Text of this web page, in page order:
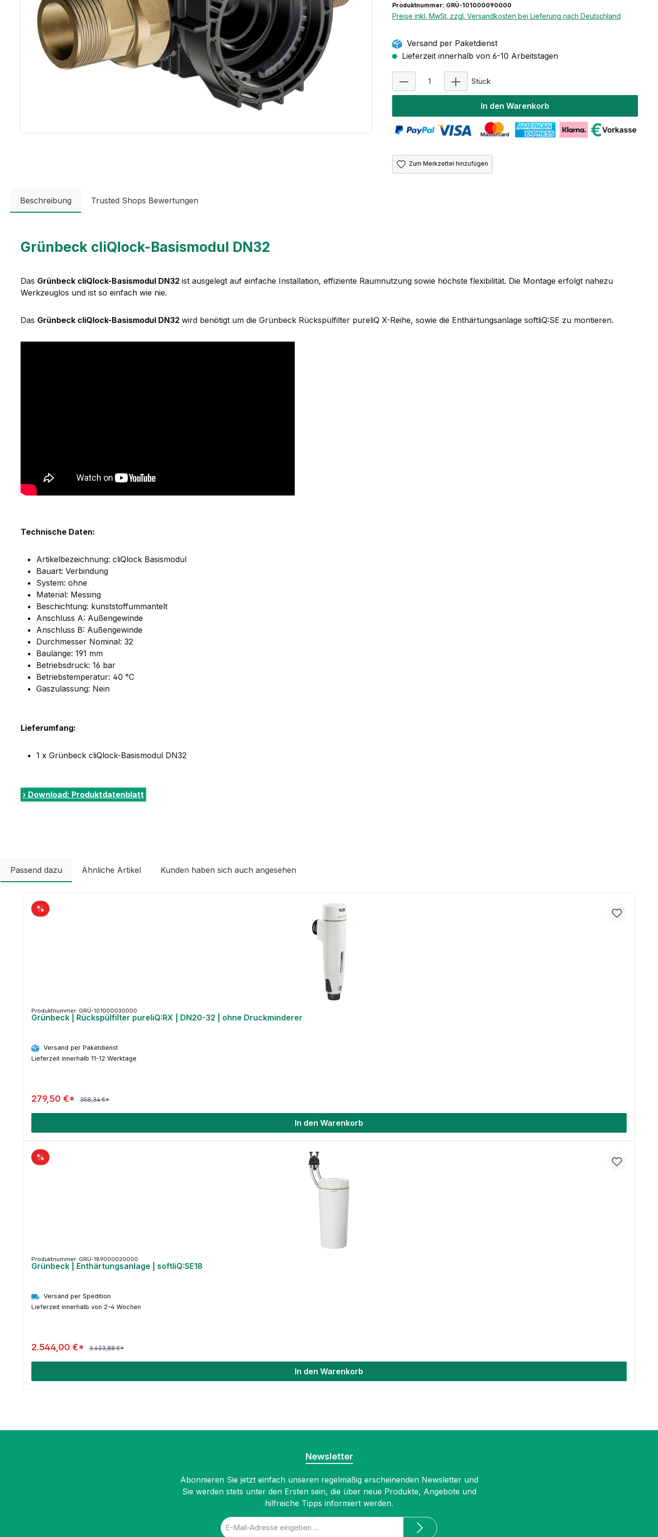
Produktnummer: GRÜ-101000090000
Preise inkl. MwSt. zzgl. Versandkosten bei Lieferung nach Deutschland
Versand per Paketdienst
Lieferzeit innerhalb von 6-10 Arbeitstagen
Stück
In den Warenkorb
Zum Merkzettel hinzufügen
Beschreibung Trusted Shops Bewertungen
Grünbeck cliQlock-Basismodul DN32
Das Grünbeck cliQlock-Basismodul DN32 ist ausgelegt auf einfache Installation, effiziente Raumnutzung sowie höchste flexibilität. Die Montage erfolgt nahezu
Werkzeuglos und ist so einfach wie nie.
Das Grünbeck cliQlock-Basismodul DN32 wird benötigt um die Grünbeck Rückspülfilter pureliQ X-Reihe, sowie die Enthärtungsanlage softliQ:SE zu montieren.
Technische Daten:
Artikelbezeichnung: cliQlock Basismodul
Bauart: Verbindung
System: ohne
Material: Messing
Beschichtung: kunststoffummantelt
Anschluss A: Außengewinde
Anschluss B: Außengewinde
Durchmesser Nominal: 32
Baulänge: 191 mm
Betriebsdruck: 16 bar
Betriebstemperatur: 40 °C
Gaszulassung: Nein
Lieferumfang:
1 x Grünbeck cliQlock-Basismodul DN32
› Download: Produktdatenblatt
Passend dazu Ähnliche Artikel Kunden haben sich auch angesehen
%
Produktnummer: GRÜ-101000030000
Grünbeck | Rückspülfilter pureliQ:RX | DN20-32 | ohne Druckminderer
Versand per Paketdienst
Lieferzeit innerhalb 11-12 Werktage
279,50 €* 358,34 €*
In den Warenkorb
%
Produktnummer: GRÜ-189000020000
Grünbeck | Enthärtungsanlage | softliQ:SE18
Versand per Spedition
Lieferzeit innerhalb von 2-4 Wochen
2.544,00 €* 3.633,88 €*
In den Warenkorb
Newsletter
Abonnieren Sie jetzt einfach unseren regelmäßig erscheinenden Newsletter und
Sie werden stets unter den Ersten sein, die über neue Produkte, Angebote und
hilfreiche Tipps informiert werden.
E-
Mail-